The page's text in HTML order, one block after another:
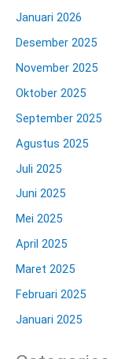
Januari 2026
Desember 2025
November 2025
Oktober 2025
September 2025
Agustus 2025
Juli 2025
Juni 2025
Mei 2025
April 2025
Maret 2025
Februari 2025
Januari 2025